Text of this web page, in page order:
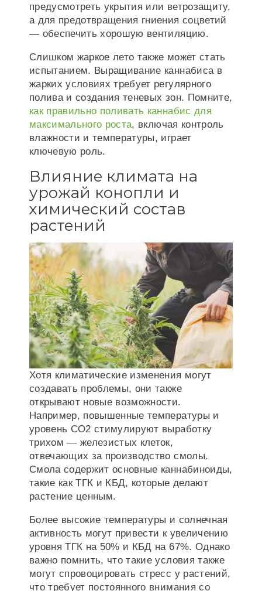
предусмотреть укрытия или ветрозащиту,
а для предотвращения гниения соцветий
— обеспечить хорошую вентиляцию.
Слишком жаркое лето также может стать
испытанием. Выращивание каннабиса в
жарких условиях требует регулярного
полива и создания теневых зон. Помните,
как правильно поливать каннабис для
максимального роста, включая контроль
влажности и температуры, играет
ключевую роль.
Влияние климата на
урожай конопли и
химический состав
растений
Хотя климатические изменения могут
создавать проблемы, они также
открывают новые возможности.
Например, повышенные температуры и
уровень CO2 стимулируют выработку
трихом — железистых клеток,
отвечающих за производство смолы.
Смола содержит основные каннабиноиды,
такие как ТГК и КБД, которые делают
растение ценным.
Более высокие температуры и солнечная
активность могут привести к увеличению
уровня ТГК на 50% и КБД на 67%. Однако
важно помнить, что такие условия также
могут спровоцировать стресс у растений,
что требует постоянного внимания со